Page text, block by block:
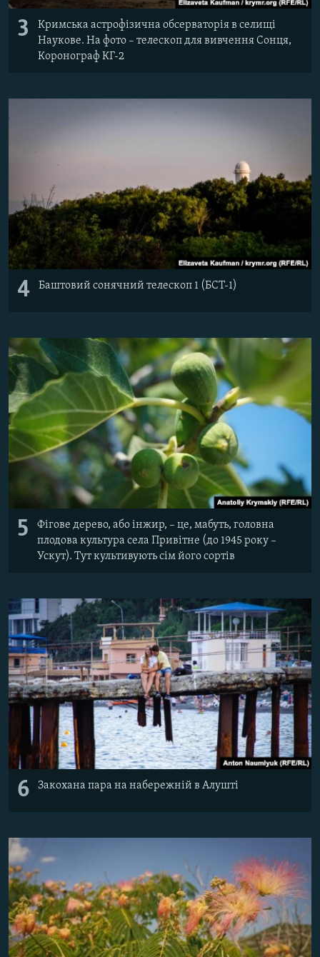
3
Кримська астрофізична обсерваторія в селищі
Наукове. На фото – телескоп для вивчення Сонця,
Коронограф КГ-2
4 Баштовий сонячний телескоп 1 (БСТ-1)
5
Фігове дерево, або інжир, – це, мабуть, головна
плодова культура села Привітне (до 1945 року –
Ускут). Тут культивують сім його сортів
6 Закохана пара на набережній в Алушті